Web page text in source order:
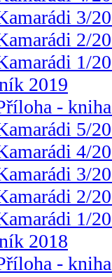
3/
2/
1/
2019
- kniha
5/
4/
3/
2/
1/
2018
-